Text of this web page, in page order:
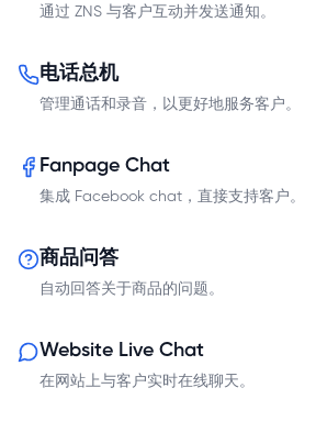
通过 ZNS 与客户互动并发送通知。
电话总机
管理通话和录音，以更好地服务客户。
Fanpage Chat
集成 Facebook chat，直接支持客户。
商品问答
自动回答关于商品的问题。
Website Live Chat
在网站上与客户实时在线聊天。